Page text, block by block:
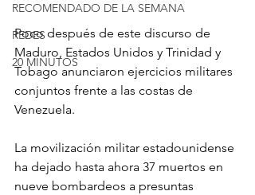
RECOMENDADO DE LA SEMANA
REDES
20 MINUTOS
Poco después de este discurso de
Maduro, Estados Unidos y Trinidad y
Tobago anunciaron ejercicios militares
conjuntos frente a las costas de
Venezuela.
La movilización militar estadounidense
ha dejado hasta ahora 37 muertos en
nueve bombardeos a presuntas